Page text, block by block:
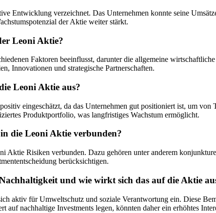
Entwicklung verzeichnet. Das Unternehmen konnte seine
der Aktie weiter stärkt.
Leoni Aktie?
Faktoren beeinflusst, darunter die allgemeine
Innovationen und strategische Partnerschaften.
Leoni Aktie aus?
eingeschätzt, da das Unternehmen gut positioniert ist, um
Produktportfolio, was langfristiges Wachstum ermöglicht.
die Leoni Aktie verbunden?
Aktie Risiken verbunden. Dazu gehören unter anderem
berücksichtigen.
und wie wirkt sich das auf die Aktie
aktiv für Umweltschutz und soziale Verantwortung ein. Diese
auf nachhaltige Investments legen, könnten daher ein erhöhtes